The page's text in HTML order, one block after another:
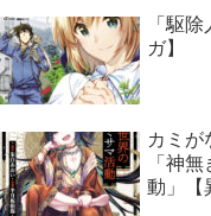
「駆
ガ】
カミが
「神
動」【